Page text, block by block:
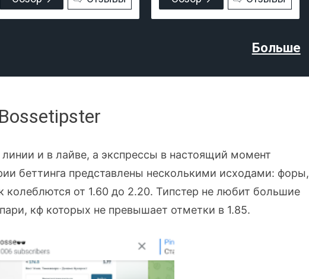
Больше
и в лайве, а экспрессы в настоящий момент
беттинга представлены несколькими исходами: форы,
колеблются от 1.60 до 2.20. Типстер не любит большие
кф которых не превышает отметки в 1.85.